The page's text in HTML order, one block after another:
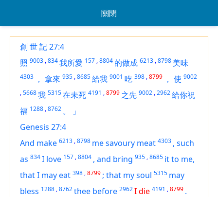
關閉
創 世 記 27:4
照 9003 ,834我所愛 157 ,8804 的做成 6213 ,8798 美味
4303 ， 拿來 935 ,8685給我 9001 吃 398 ,8799 ， 使 9002
,5668我 5315在未死 4191 ,8799 之先 9002 ,2962給你祝
福 1288 ,8762 。
」
Genesis 27:4
And make 6213 ,8798 me savoury meat 4303 , such
as 834I love 157 ,8804 , and bring 935 ,8685 itto me,
that I may eat 398 ,8799 ; that my soul 5315 may
bless 1288 ,8762thee before 2962I die 4191 ,8799 .